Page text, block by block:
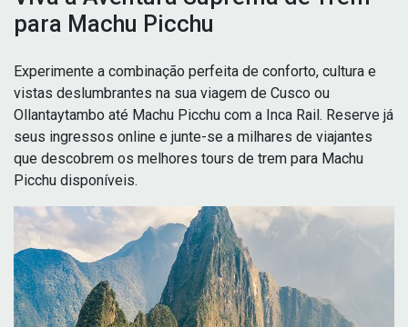
para Machu Picchu
Experimente a combinação perfeita de conforto, cultura e
vistas deslumbrantes na sua viagem de Cusco ou
Ollantaytambo até Machu Picchu com a Inca Rail. Reserve já
seus ingressos online e junte-se a milhares de viajantes
que descobrem os melhores tours de trem para Machu
Picchu disponíveis.